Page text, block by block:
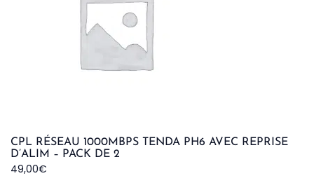
CPL RÉSEAU 1000MBPS TENDA PH6 AVEC REPRISE
D’ALIM – PACK DE 2
49,00€